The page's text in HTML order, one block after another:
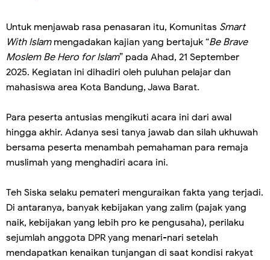
Untuk menjawab rasa penasaran itu, Komunitas Smart
With Islammengadakan kajian yang bertajuk “Be Brave
Moslem Be Hero for Islam” pada Ahad, 21 September
2025. Kegiatan ini dihadiri oleh puluhan pelajar dan
mahasiswa area Kota Bandung, Jawa Barat.
Para peserta antusias mengikuti acara ini dari awal
hingga akhir. Adanya sesi tanya jawab dan silah ukhuwah
bersama peserta menambah pemahaman para remaja
muslimah yang menghadiri acara ini.
Teh Siska selaku pemateri menguraikan fakta yang terjadi.
Di antaranya, banyak kebijakan yang zalim (pajak yang
naik, kebijakan yang lebih pro ke pengusaha), perilaku
sejumlah anggota DPR yang menari-nari setelah
mendapatkan kenaikan tunjangan di saat kondisi rakyat